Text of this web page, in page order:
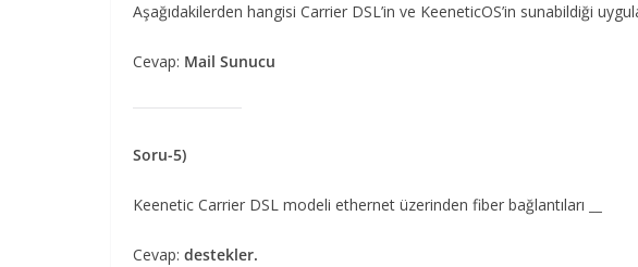
Aşağıdakilerden hangisi Carrier DSL’in ve KeeneticOS’in sunabildiği
Cevap: Mail Sunucu
Soru-5)
Keenetic Carrier DSL modeli ethernet üzerinden fiber bağlantıları
Cevap: destekler.